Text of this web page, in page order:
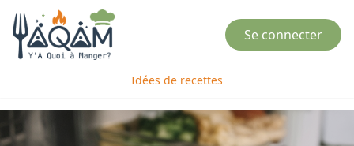
Se connecter
Idées de recettes